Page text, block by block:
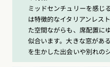
ミッドセンチュリーを感じ
は特徴的なイタリアンレス
た空間ながらも、席配置に
似合います。大きな窓があ
を生かした出会いや別れの